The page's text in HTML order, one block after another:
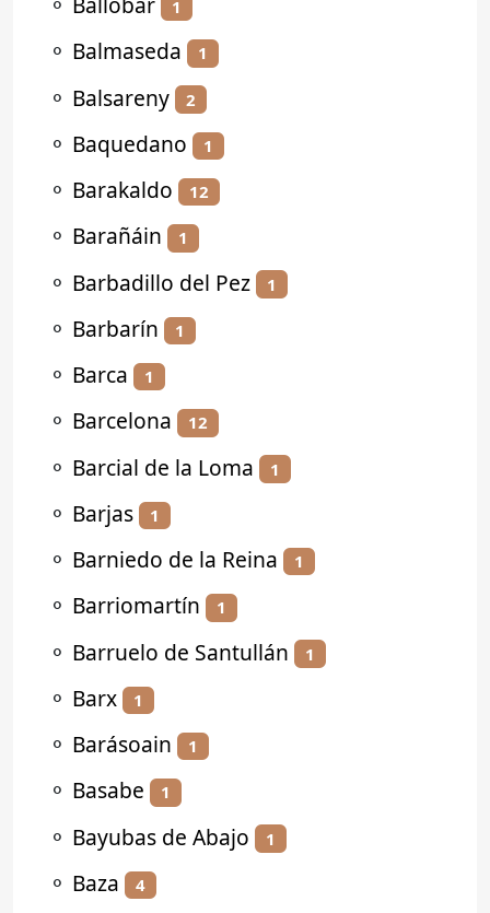
1
⚬ Balmaseda 1
⚬ Balsareny 2
⚬ Baquedano 1
⚬ Barakaldo 12
⚬ Barañáin 1
⚬ Barbadillo del Pez 1
⚬ Barbarín 1
⚬ Barca 1
⚬ Barcelona 12
⚬ Barcial de la Loma 1
⚬ Barjas 1
⚬ Barniedo de la Reina 1
⚬ Barriomartín 1
⚬ Barruelo de Santullán 1
⚬ Barx 1
⚬ Barásoain 1
⚬ Basabe 1
⚬ Bayubas de Abajo 1
⚬ Baza 4